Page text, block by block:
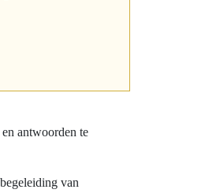
antwoorden te
van